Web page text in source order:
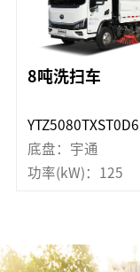
8吨洗扫车
YTZ5080TXST0D6
底盘：宇通
功率(kW)：125